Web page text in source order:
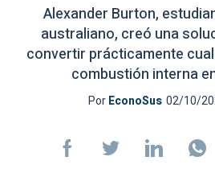
Alexander Burton,
australiano, creó una
convertir prácticamente
combustión interna
PorEconoSus 02/10/